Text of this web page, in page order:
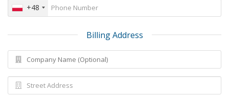
+48
Billing Address